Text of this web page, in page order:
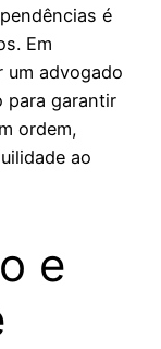
é
Em
um advogado
para garantir
ordem,
ao
e